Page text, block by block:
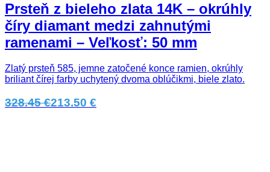
Prsteň z bieleho zlata 14K – okrúhly
číry diamant medzi zahnutými
ramenami – Veľkosť: 50 mm
Zlatý prsteň 585, jemne zatočené konce ramien, okrúhly
briliant čírej farby uchytený dvoma oblúčikmi, biele zlato.
328.45 €213.50 €